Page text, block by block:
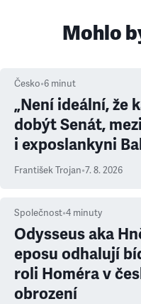
Mohlo
Česko•6 minut
„Není ideální, že
dobýt Senát,
i exposlankyni
František Trojan•7. 8. 2026
Společnost•4 minuty
Odysseus aka
eposu odhalují
roli Homéra v
obrození